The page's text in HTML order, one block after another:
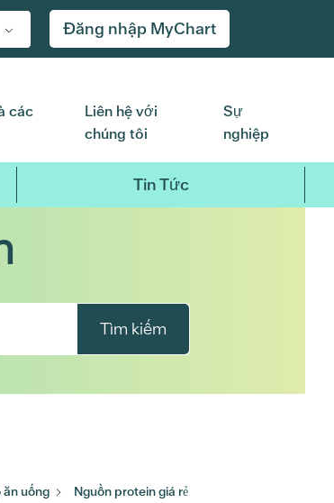
Đăng nhập MyChart
các
Liên hệ với
chúng tôi
Sự
nghiệp
Tin Tức
Tìm kiếm
ăn uống Nguồn protein giá rẻ